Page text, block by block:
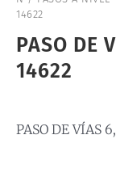
14622
PASO DE
14622
PASO DE VÍAS